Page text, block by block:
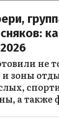
не
зоны
а также